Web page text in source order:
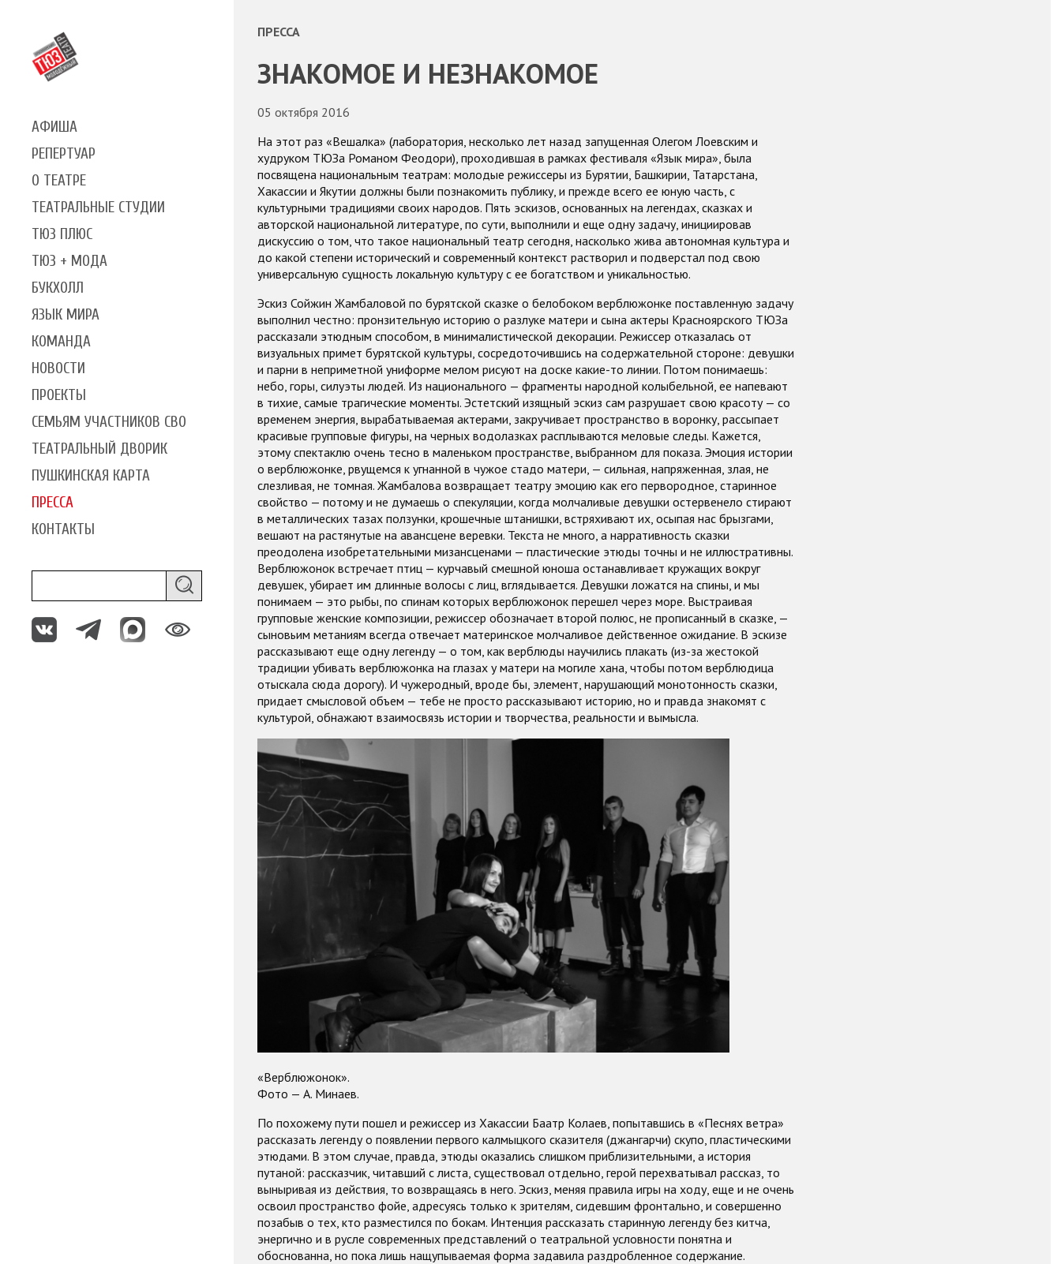
АФИША
РЕПЕРТУАР
О ТЕАТРЕ
ТЕАТРАЛЬНЫЕ СТУДИИ
ТЮЗ ПЛЮС
ТЮЗ + МОДА
БУКХОЛЛ
ЯЗЫК МИРА
КОМАНДА
НОВОСТИ
ПРОЕКТЫ
СЕМЬЯМ УЧАСТНИКОВ СВО
ТЕАТРАЛЬНЫЙ ДВОРИК
ПУШКИНСКАЯ КАРТА
ПРЕССА
КОНТАКТЫ
ПРЕССА
ЗНАКОМОЕ И НЕЗНАКОМОЕ
05 октября 2016
На этот раз «Вешалка» (лаборатория, несколько лет назад запущенная Олегом Лоевским и
худруком ТЮЗа Романом Феодори), проходившая в рамках фестиваля «Язык мира», была
посвящена национальным театрам: молодые режиссеры из Бурятии, Башкирии, Татарстана,
Хакассии и Якутии должны были познакомить публику, и прежде всего ее юную часть, с
культурными традициями своих народов. Пять эскизов, основанных на легендах, сказках и
авторской национальной литературе, по сути, выполнили и еще одну задачу, инициировав
дискуссию о том, что такое национальный театр сегодня, насколько жива автономная культура и
до какой степени исторический и современный контекст растворил и подверстал под свою
универсальную сущность локальную культуру с ее богатством и уникальностью.
Эскиз Сойжин Жамбаловой по бурятской сказке о белобоком верблюжонке поставленную задачу
выполнил честно: пронзительную историю о разлуке матери и сына актеры Красноярского ТЮЗа
рассказали этюдным способом, в минималистической декорации. Режиссер отказалась от
визуальных примет бурятской культуры, сосредоточившись на содержательной стороне: девушки
и парни в неприметной униформе мелом рисуют на доске какие-то линии. Потом понимаешь:
небо, горы, силуэты людей. Из национального — фрагменты народной колыбельной, ее напевают
в тихие, самые трагические моменты. Эстетский изящный эскиз сам разрушает свою красоту — со
временем энергия, вырабатываемая актерами, закручивает пространство в воронку, рассыпает
красивые групповые фигуры, на черных водолазках расплываются меловые следы. Кажется,
этому спектаклю очень тесно в маленьком пространстве, выбранном для показа. Эмоция истории
о верблюжонке, рвущемся к угнанной в чужое стадо матери, — сильная, напряженная, злая, не
слезливая, не томная. Жамбалова возвращает театру эмоцию как его первородное, старинное
свойство — потому и не думаешь о спекуляции, когда молчаливые девушки остервенело стирают
в металлических тазах ползунки, крошечные штанишки, встряхивают их, осыпая нас брызгами,
вешают на растянутые на авансцене веревки. Текста не много, а нарративность сказки
преодолена изобретательными мизансценами — пластические этюды точны и не иллюстративны.
Верблюжонок встречает птиц — курчавый смешной юноша останавливает кружащих вокруг
девушек, убирает им длинные волосы с лиц, вглядывается. Девушки ложатся на спины, и мы
понимаем — это рыбы, по спинам которых верблюжонок перешел через море. Выстраивая
групповые женские композиции, режиссер обозначает второй полюс, не прописанный в сказке, —
сыновьим метаниям всегда отвечает материнское молчаливое действенное ожидание. В эскизе
рассказывают еще одну легенду — о том, как верблюды научились плакать (из-за жестокой
традиции убивать верблюжонка на глазах у матери на могиле хана, чтобы потом верблюдица
отыскала сюда дорогу). И чужеродный, вроде бы, элемент, нарушающий монотонность сказки,
придает смысловой объем — тебе не просто рассказывают историю, но и правда знакомят с
культурой, обнажают взаимосвязь истории и творчества, реальности и вымысла.
«Верблюжонок».
Фото — А. Минаев.
По похожему пути пошел и режиссер из Хакассии Баатр Колаев, попытавшись в «Песнях ветра»
рассказать легенду о появлении первого калмыцкого сказителя (джангарчи) скупо, пластическими
этюдами. В этом случае, правда, этюды оказались слишком приблизительными, а история
путаной: рассказчик, читавший с листа, существовал отдельно, герой перехватывал рассказ, то
выныривая из действия, то возвращаясь в него. Эскиз, меняя правила игры на ходу, еще и не очень
освоил пространство фойе, адресуясь только к зрителям, сидевшим фронтально, и совершенно
позабыв о тех, кто разместился по бокам. Интенция рассказать старинную легенду без китча,
энергично и в русле современных представлений о театральной условности понятна и
обоснованна, но пока лишь нащупываемая форма задавила раздробленное содержание.